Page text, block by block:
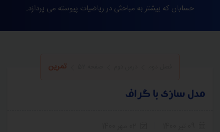
حسابان که بیشتر به مباحثی در ریاضیات پیوسته می پردازد.
تمرین
مدل سازی با گراف